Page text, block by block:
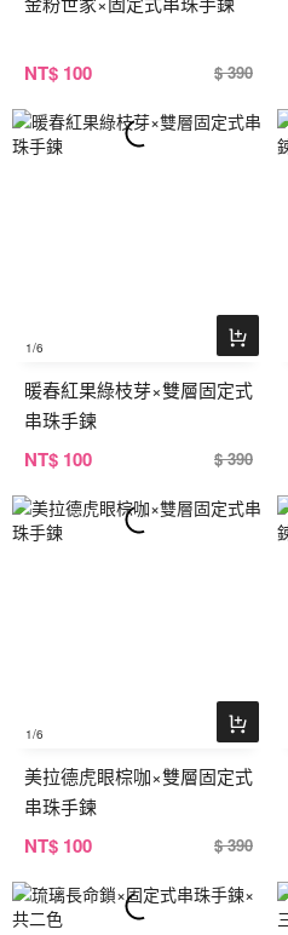
NT$ 100 $ 390
1/6
暖春紅果綠枝芽×雙層固定式
串珠手鍊
NT$ 100 $ 390
1/6
美拉德虎眼棕咖×雙層固定式
串珠手鍊
NT$ 100 $ 390